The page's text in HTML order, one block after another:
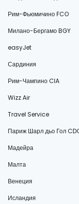
Рим-Фьюмичино FCO
Милано-Бергамо BGY
easyJet
Сардиния
Рим-Чампино CIA
Wizz Air
Travel Service
Париж Шарл дьо Гол
Мадейра
Малта
Венеция
Исландия